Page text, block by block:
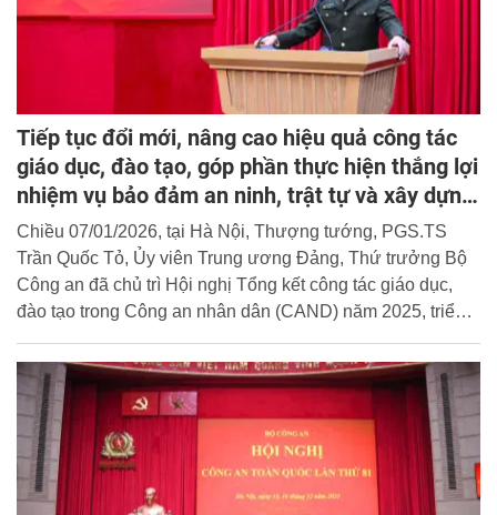
Tiếp tục đổi mới, nâng cao hiệu quả công tác
giáo dục, đào tạo, góp phần thực hiện thắng lợi
nhiệm vụ bảo đảm an ninh, trật tự và xây dựng
lực lượng CAND
Chiều 07/01/2026, tại Hà Nội, Thượng tướng, PGS.TS
Trần Quốc Tỏ, Ủy viên Trung ương Đảng, Thứ trưởng Bộ
Công an đã chủ trì Hội nghị Tổng kết công tác giáo dục,
đào tạo trong Công an nhân dân (CAND) năm 2025, triển
2025 – 2026 và giao ban Quý IV/2025 các học viện, trường
CAND.